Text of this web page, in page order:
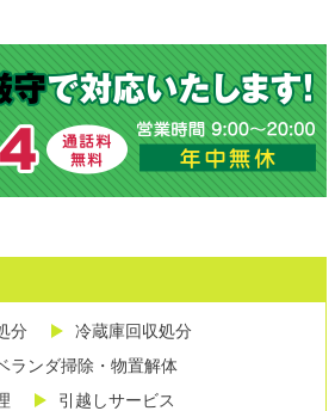
分
冷蔵庫回収処分
ランダ掃除・物置解体
引越しサービス